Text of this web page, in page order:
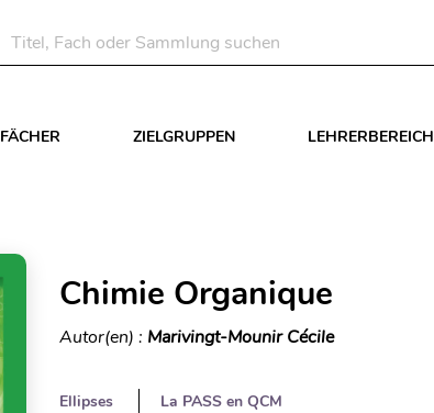
FÄCHER ZIELGRUPPEN LEHRERBEREICH
Chimie Organique
Autor(en) : Marivingt-Mounir Cécile
Ellipses
La PASS en QCM